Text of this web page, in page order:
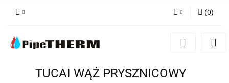
Zaloguj się
Dodaj zgłoszenie
(0)
TUCAI WĄŻ PRYSZNICOWY